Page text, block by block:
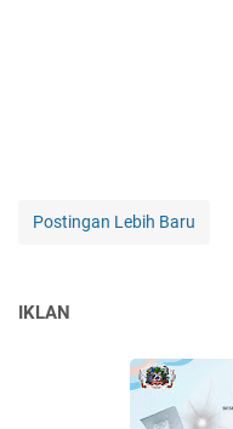
Postingan Lebih Baru
IKLAN